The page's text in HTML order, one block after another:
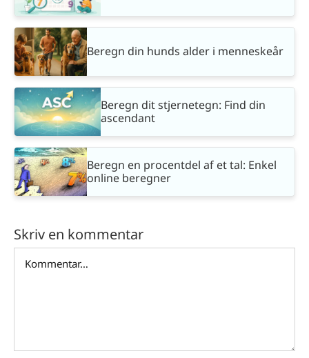
Beregn din hunds alder i menneskeår
Beregn dit stjernetegn: Find din
ascendant
Beregn en procentdel af et tal: Enkel
online beregner
Skriv en kommentar